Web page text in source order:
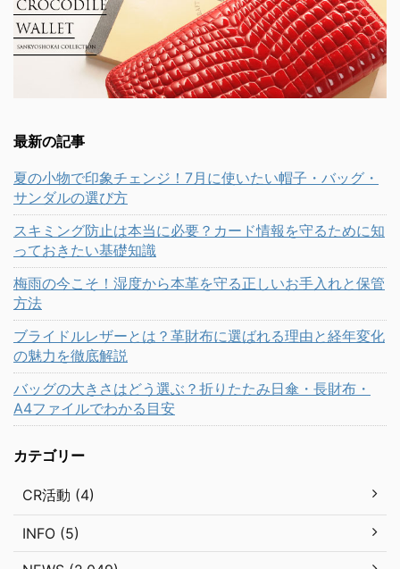
最新の記事
夏の小物で印象チェンジ！7月に使いたい帽子・バッグ・
サンダルの選び方
スキミング防止は本当に必要？カード情報を守るために知
っておきたい基礎知識
梅雨の今こそ！湿度から本革を守る正しいお手入れと保管
方法
ブライドルレザーとは？革財布に選ばれる理由と経年変化
の魅力を徹底解説
バッグの大きさはどう選ぶ？折りたたみ日傘・長財布・
A4ファイルでわかる目安
カテゴリー
CR活動 (4)
INFO (5)